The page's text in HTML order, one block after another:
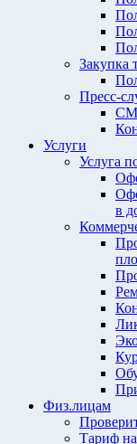
Закупка
Пресс-
Услуги
Услуга
в
Физ.лицам
Тариф